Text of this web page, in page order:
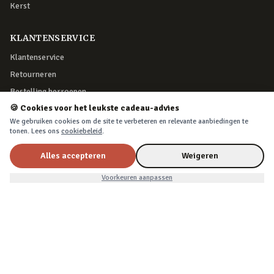
Eén glas
Kerst
KLANTENSERVICE
Klantenservice
Retourneren
Bestelling herroepen
Over Cadeau.nl
Algemene voorwaarden
Privacy & cookies
🍪 Cookies voor het leukste cadeau-advies
We gebruiken cookies om de site te verbeteren en relevante aanbiedingen te
tonen. Lees ons cookiebeleid.
Alles accepteren Weigeren
Voorkeuren aanpassen